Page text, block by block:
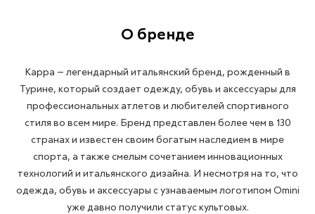
О бренде
Kappa — легендарный итальянский бренд, рожденный в
Турине, который создает одежду, обувь и аксессуары для
профессиональных атлетов и любителей спортивного
стиля во всем мире. Бренд представлен более чем в 130
странах и известен своим богатым наследием в мире
спорта, а также смелым сочетанием инновационных
технологий и итальянского дизайна. И несмотря на то, что
одежда, обувь и аксессуары с узнаваемым логотипом Omini
уже давно получили статус культовых.